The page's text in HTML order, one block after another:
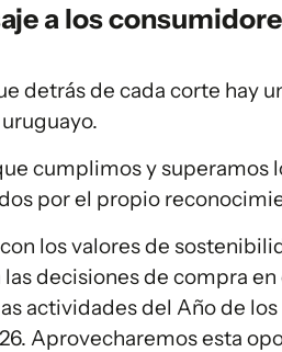
a los
detrás de cada corte hay
cumplimos y superamos
por el propio
los valores de
decisiones de compra
actividades del Año de los
Aprovecharemos esta